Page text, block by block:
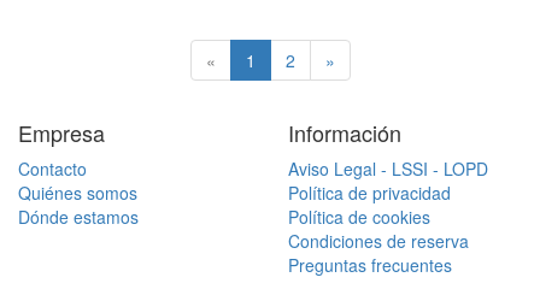
« 1 2 »
Empresa
Contacto
Quiénes somos
Dónde estamos
Información
Aviso Legal - LSSI - LOPD
Política de privacidad
Política de cookies
Condiciones de reserva
Preguntas frecuentes